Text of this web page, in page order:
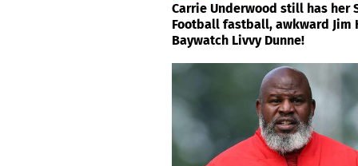
Carrie Underwood still has her
Football fastball, awkward Jim
Baywatch Livvy Dunne!